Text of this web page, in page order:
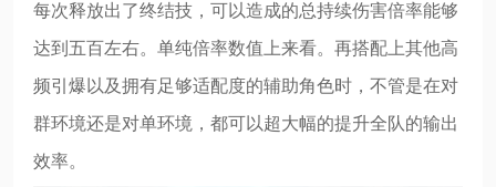
每次释放出了终结技，可以造成的总持续伤害倍率能够
达到五百左右。单纯倍率数值上来看。再搭配上其他高
频引爆以及拥有足够适配度的辅助角色时，不管是在对
群环境还是对单环境，都可以超大幅的提升全队的输出
效率。